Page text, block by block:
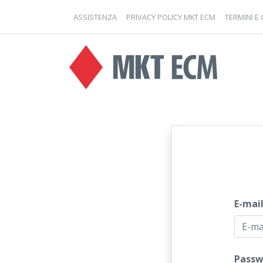
ASSISTENZA PRIVACY POLICY MKT ECM TERMINI E
E-mail